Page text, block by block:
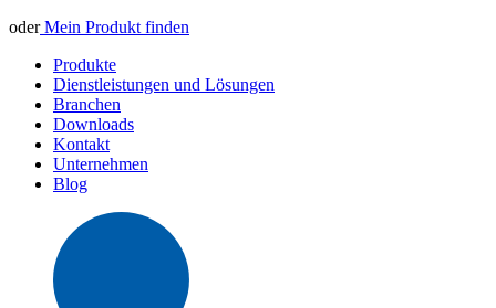
oderMein Produkt finden
Produkte
Dienstleistungen und Lösungen
Branchen
Downloads
Kontakt
Unternehmen
Blog